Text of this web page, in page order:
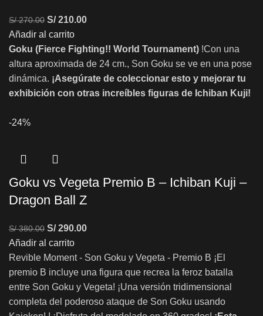
S/270.00 S/210.00
Añadir al carrito
Goku (Fierce Fighting!! World Tournament) !Con una
altura aproximada de 24 cm., Son Goku se ve en una pose
dinámica. ¡Asegúrate de coleccionar esto y mejorar tu
exhibición con otras increíbles figuras de Ichiban Kuji!
-24%
Goku vs Vegeta Premio B – Ichiban Kuji –
Dragon Ball Z
S/380.00 S/290.00
Añadir al carrito
Revible Moment - Son Goku y Vegeta - Premio B ¡El
premio B incluye una figura que recrea la feroz batalla
entre Son Goku y Vegeta! ¡Una versión tridimensional
completa del poderoso ataque de Son Goku usando